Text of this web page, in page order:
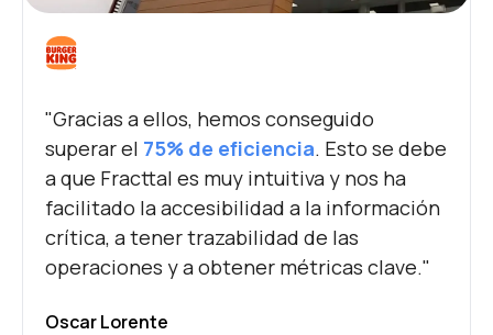
"Gracias a ellos, hemos conseguido
superar el 75% de eficiencia. Esto se debe
a que Fracttal es muy intuitiva y nos ha
facilitado la accesibilidad a la información
crítica, a tener trazabilidad de las
operaciones y a obtener métricas clave."
Oscar Lorente